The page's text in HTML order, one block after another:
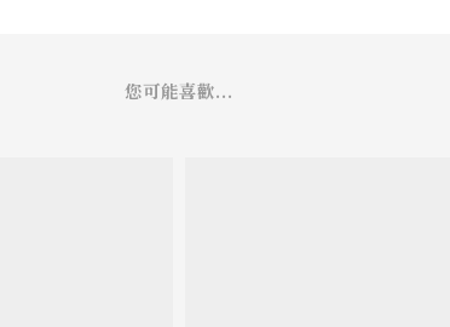
您可能喜歡...